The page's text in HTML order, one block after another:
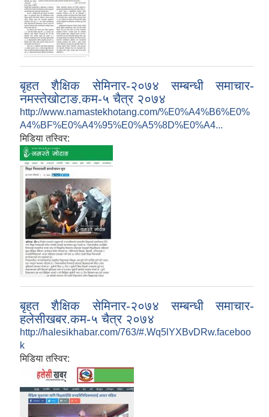
बृहत शैक्षिक सेमिनार-२०७४ सम्बन्धी समाचार-
नमस्तेखोटाङ.कम-५ चैत्र २०७४
http://www.namastekhotang.com/%E0%A4%B6%E0%
A4%BF%E0%A4%95%E0%A5%8D%E0%A4...
मिडिया तस्विर:
बृहत शैक्षिक सेमिनार-२०७४ सम्बन्धी समाचार-
हलेसीखबर.कम-५ चैत्र २०७४
http://halesikhabar.com/763/#.Wq5lYXBvDRw.faceboo
k
मिडिया तस्विर: